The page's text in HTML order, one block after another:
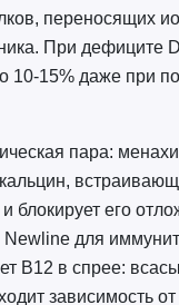
переносящих
При дефиците
10-15% даже при
пара:
блокирует его
для
B12 в спрее:
зависимость